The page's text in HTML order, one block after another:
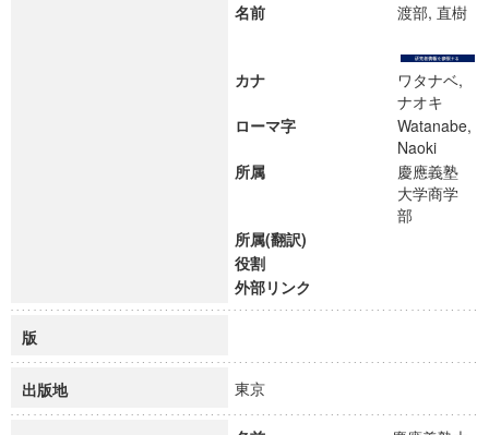
名前 渡部, 直樹
カナ
ワタナベ,
ナオキ
ローマ字
Watanabe,
Naoki
所属
慶應義塾
大学商学
部
所属(翻訳)
役割
外部リンク
版
出版地 東京